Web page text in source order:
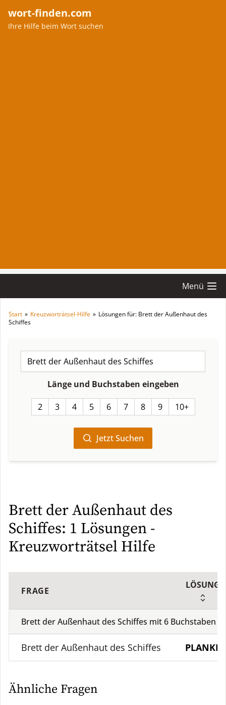
wort-finden.com
Ihre Hilfe beim Wort suchen
Menü
Start » Kreuzworträtsel-Hilfe » Lösungen für: Brett der Außenhaut des
Schiffes
Länge und Buchstaben eingeben
2 3 4 5 6 7 8 9 10+
Jetzt Suchen
Brett der Außenhaut des
Schiffes: 1 Lösungen -
Kreuzworträtsel Hilfe
FRAGE
LÖSUNG
Brett der Außenhaut des Schiffes mit6 Buchstaben
Brett der Außenhaut des Schiffes PLANKE
Ähnliche Fragen